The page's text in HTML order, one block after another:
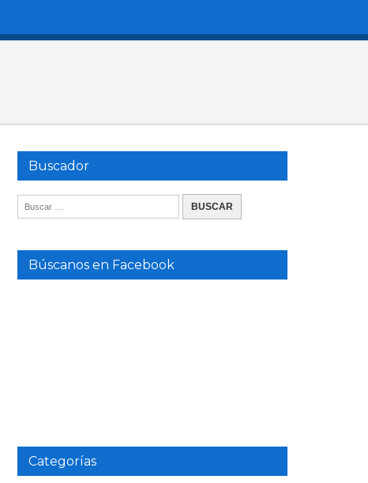
Buscador
Búscanos en Facebook
Categorías